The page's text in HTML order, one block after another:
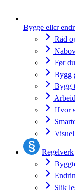
Bygge eller
Råd
Før
Bygg
Bygg
Hvor
Regelverk
Slik